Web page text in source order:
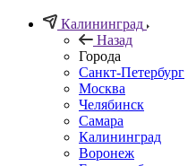
Калининград
Назад
Города
Санкт-Петербург
Москва
Челябинск
Самара
Калининград
Воронеж